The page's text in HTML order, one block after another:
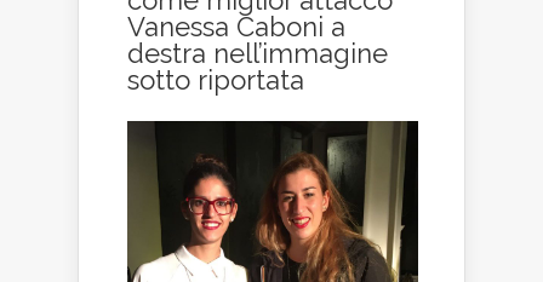
Vanessa Caboni a
destra nell’immagine
sotto riportata